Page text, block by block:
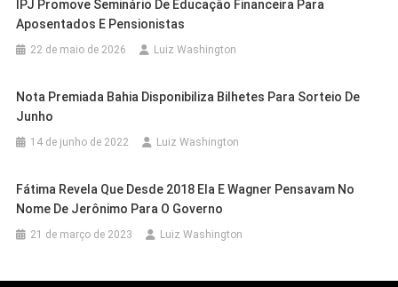
IPJ Promove Seminário De Educação Financeira Para
Aposentados E Pensionistas
22 de maio de 2026 Luiz Washington
Nota Premiada Bahia Disponibiliza Bilhetes Para Sorteio De
Junho
14 de junho de 2022 Luiz Washington
Fátima Revela Que Desde 2018 Ela E Wagner Pensavam No
Nome De Jerônimo Para O Governo
21 de março de 2023 Luiz Washington
Exame Toxicológico Passa A Ser
Cidades Outras Cidades
Polícia Rodoviária Federal Segue
Cidades Outras Cidades
Seletivo Com 35 Vagas E Inscrições A
Outras Cidades
Cidades Petrolina